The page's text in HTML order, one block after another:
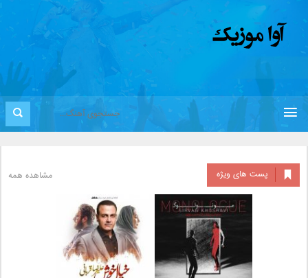
پست های ویژه مشاهده همه